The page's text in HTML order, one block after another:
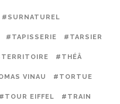
#SURNATUREL
#TAPISSERIE #TARSIER
#THÉÂ
VINAU #TORTUE
#TOUR EIFFEL #TRAIN